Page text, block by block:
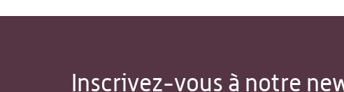
Inscrivez-vous à notre